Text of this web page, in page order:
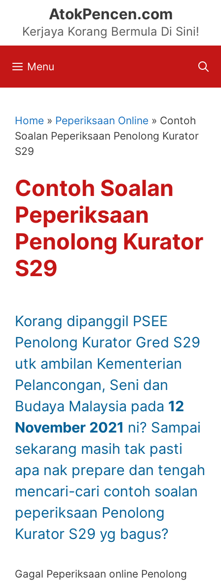
content
AtokPencen.com
Kerjaya Korang Bermula Di Sini!
Menu
Home » Peperiksaan Online » Contoh
Soalan Peperiksaan Penolong Kurator
S29
Contoh Soalan
Peperiksaan
Penolong Kurator
S29
Korang dipanggil PSEE
Penolong Kurator Gred S29
utk ambilan Kementerian
Pelancongan, Seni dan
Budaya Malaysia pada 12
November 2021 ni? Sampai
sekarang masih tak pasti
apa nak prepare dan tengah
mencari-cari contoh soalan
peperiksaan Penolong
Kurator S29 yg bagus?
Gagal Peperiksaan online Penolong